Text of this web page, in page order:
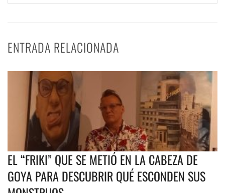
ENTRADA RELACIONADA
EL “FRIKI” QUE SE METIÓ EN LA CABEZA DE
GOYA PARA DESCUBRIR QUÉ ESCONDEN SUS